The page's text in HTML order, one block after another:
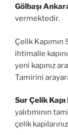
Gölbaşı
vermektedir.
Çelik Kapımın
ihtimalle
yeni kapınız
Tamirini
Sur Çelik
yalıtımının
çelik